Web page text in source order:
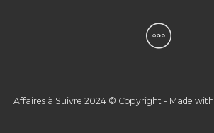
Affaires à Suivre 2024 © Copyright - Made with